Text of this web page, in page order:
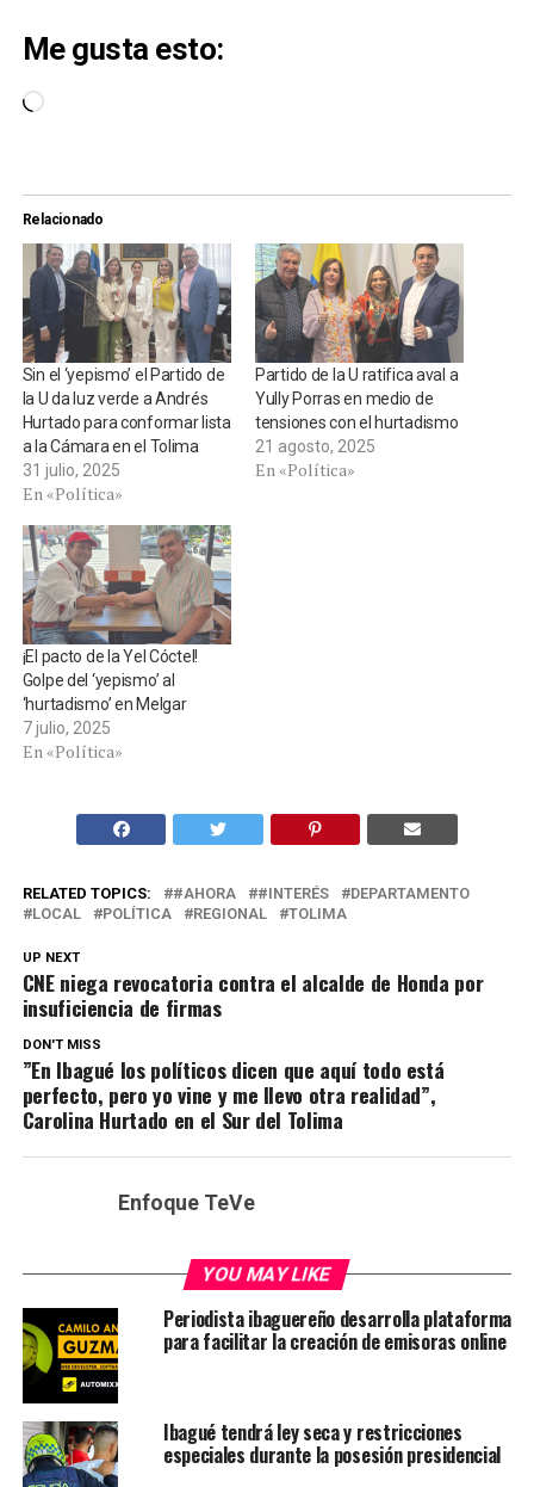
Me gusta esto:
Cargando...
Relacionado
Sin el ‘yepismo’ el Partido de
la U da luz verde a Andrés
Hurtado para conformar lista
a la Cámara en el Tolima
31 julio, 2025
En «Política»
Partido de la U ratifica aval a
Yully Porras en medio de
tensiones con el hurtadismo
21 agosto, 2025
En «Política»
¡El pacto de la Yel Cóctel!
Golpe del ‘yepismo’ al
‘hurtadismo’ en Melgar
7 julio, 2025
En «Política»
RELATED TOPICS: #AHORA #INTERÉS
DEPARTAMENTO
LOCAL
POLÍTICA REGIONAL TOLIMA
UP NEXT
CNE niega revocatoria contra el alcalde de Honda por
insuficiencia de firmas
DON'T MISS
”En Ibagué los políticos dicen que aquí todo está
perfecto, pero yo vine y me llevo otra realidad”,
Carolina Hurtado en el Sur del Tolima
Enfoque TeVe
YOU MAY LIKE
Periodista ibaguereño desarrolla plataforma
para facilitar la creación de emisoras online
Ibagué tendrá ley seca y restricciones
especiales durante la posesión presidencial